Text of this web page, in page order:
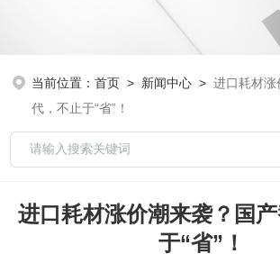
当前位置：首页 > 新闻中心 >进口耗材
代，不止于“省”！
进口耗材涨价潮来袭？国
于“省”！